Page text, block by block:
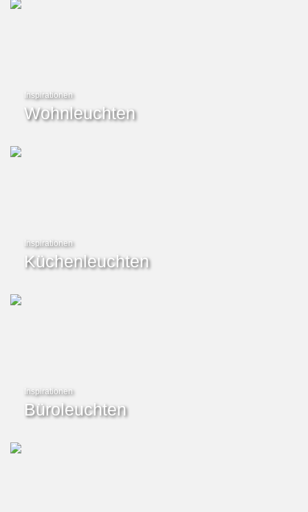
Inspirationen
Wohnleuchten
Inspirationen
Küchenleuchten
Inspirationen
Büroleuchten